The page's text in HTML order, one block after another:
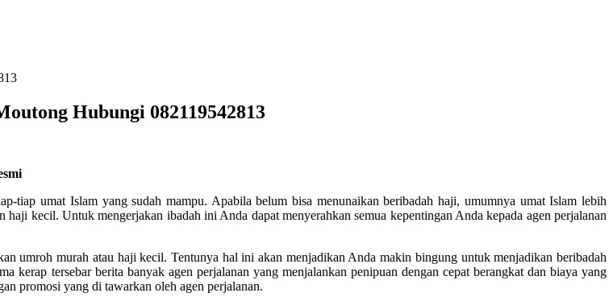
Hubungi 082119542813
tiap umat Islam yang sudah mampu. Apabila belum bisa menunaikan beribadah haji, umumnya umat Islam lebih
kecil. Untuk mengerjakan ibadah ini Anda dapat menyerahkan semua kepentingan Anda kepada agen perjalanan
umroh murah atau haji kecil. Tentunya hal ini akan menjadikan Anda makin bingung untuk menjadikan beribadah
kerap tersebar berita banyak agen perjalanan yang menjalankan penipuan dengan cepat berangkat dan biaya yang
promosi yang di tawarkan oleh agen perjalanan.